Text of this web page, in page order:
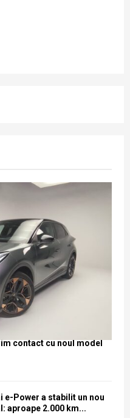
contact cu noul model
e-Power a stabilit un nou
aproape 2.000 km...